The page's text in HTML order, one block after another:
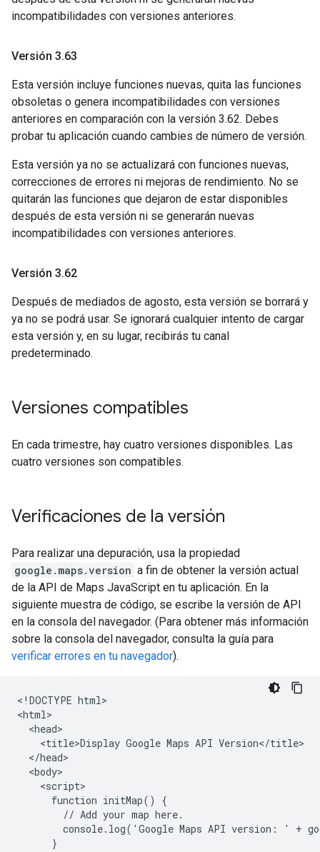
incompatibilidades con versiones anteriores.
Versión 3.63
Esta versión incluye funciones nuevas, quita las funciones
obsoletas o genera incompatibilidades con versiones
anteriores en comparación con la versión 3.62. Debes
probar tu aplicación cuando cambies de número de versión.
Esta versión ya no se actualizará con funciones nuevas,
correcciones de errores ni mejoras de rendimiento. No se
quitarán las funciones que dejaron de estar disponibles
después de esta versión ni se generarán nuevas
incompatibilidades con versiones anteriores.
Versión 3.62
Después de mediados de agosto, esta versión se borrará y
ya no se podrá usar. Se ignorará cualquier intento de cargar
esta versión y, en su lugar, recibirás tu canal
predeterminado.
Versiones compatibles
En cada trimestre, hay cuatro versiones disponibles. Las
cuatro versiones son compatibles.
Verificaciones de la versión
Para realizar una depuración, usa la propiedad
google.maps.version a fin de obtener la versión actual
de la API de Maps JavaScript en tu aplicación. En la
siguiente muestra de código, se escribe la versión de API
en la consola del navegador. (Para obtener más información
sobre la consola del navegador, consulta la guía para
verificar errores en tu navegador).
<!DOCTYPE html>
<html>
  <head>
    <title>Display Google Maps API Version</title>
  </head>
  <body>
    <script>
      function initMap() {
        // Add your map here.
console.log('Google Maps API version: ' +
      }